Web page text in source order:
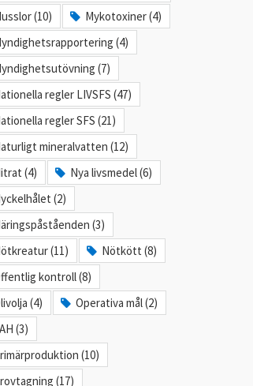
(10)
Mykotoxiner (4)
(4)
(7)
regler LIVSFS (47)
regler SFS (21)
mineralvatten (12)
(4)
Nya livsmedel (6)
(2)
(3)
(11)
Nötkött (8)
kontroll (8)
(4)
Operativa mål (2)
(3)
(10)
(17)